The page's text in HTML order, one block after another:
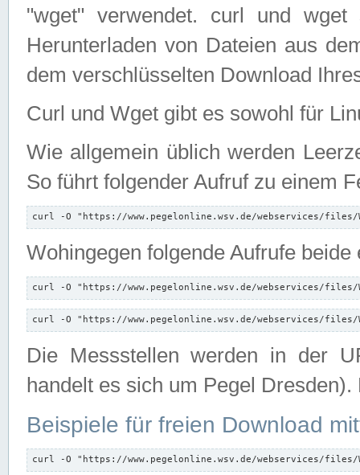
"wget" verwendet. curl und wget
Herunterladen von Dateien aus
dem verschlüsselten Download
Curl und Wget gibt es sowohl für
Wie allgemein üblich werden
So führt folgender Aufruf zu einem
curl -O "https://www.pegelonline.wsv.de/webservices/files/
Wohingegen folgende Aufrufe beide
curl -O "https://www.pegelonline.wsv.de/webservices/files/
curl -O "https://www.pegelonline.wsv.de/webservices/files/
Die Messstellen werden in der
handelt es sich um Pegel
Beispiele für freien Download
curl -O "https://www.pegelonline.wsv.de/webservices/files/